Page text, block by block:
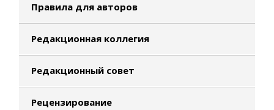
Правила для авторов
Редакционная коллегия
Редакционный совет
Рецензирование